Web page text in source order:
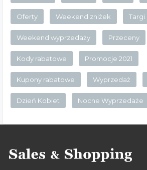
Oferty Weekend zniżek
Weekend wyprzedaży Przeceny
Kody rabatowe Promocje 2021
Kupony rabatowe Wyprzedaż
Dzień Kobiet Nocne Wyprzedaże